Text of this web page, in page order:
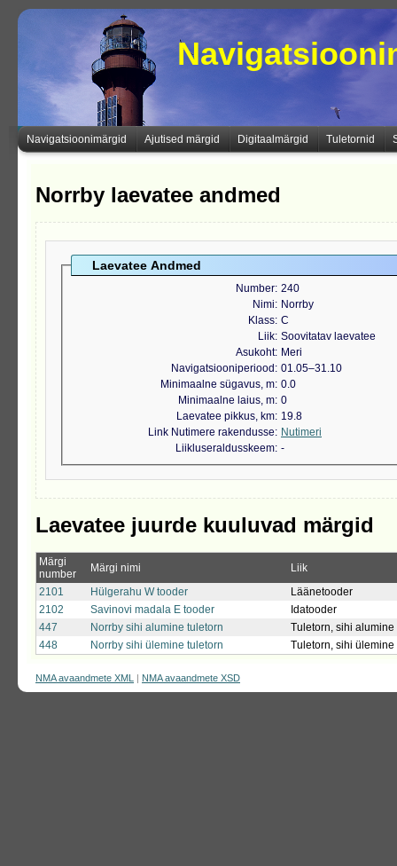
Navigatsioonimärgid Ajutised märgid Digitaalmärgid Tuletornid
Norrby laevatee andmed
Laevatee Andmed
Number 240
Nimi
Norrby
Klass C
Liik Soovitatav laevatee
Asukoht
Meri
Navigatsiooniperiood
01.05‒31.10
Minimaalne sügavus, m 0.0
Minimaalne laius, m 0
Laevatee pikkus, km 19.8
Link Nutimere rakendusse
Nutimeri
Liikluseraldusskeem -
Laevatee juurde kuuluvad märgid
Märgi
number
Märgi nimi
Liik
2101
Hülgerahu W tooder
Läänetooder
2102
Savinovi madala E tooder
Idatooder
447
Norrby sihi alumine tuletorn
Tuletorn, sihi alumine
448
Norrby sihi ülemine tuletorn Tuletorn, sihi ülemine
NMA avaandmete XML | NMA avaandmete XSD